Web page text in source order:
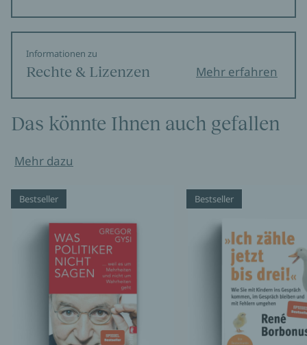
Informationen zu
Rechte & Lizenzen Mehr erfahren
Das könnte Ihnen auch gefallen
Mehr dazu
Bestseller Bestseller